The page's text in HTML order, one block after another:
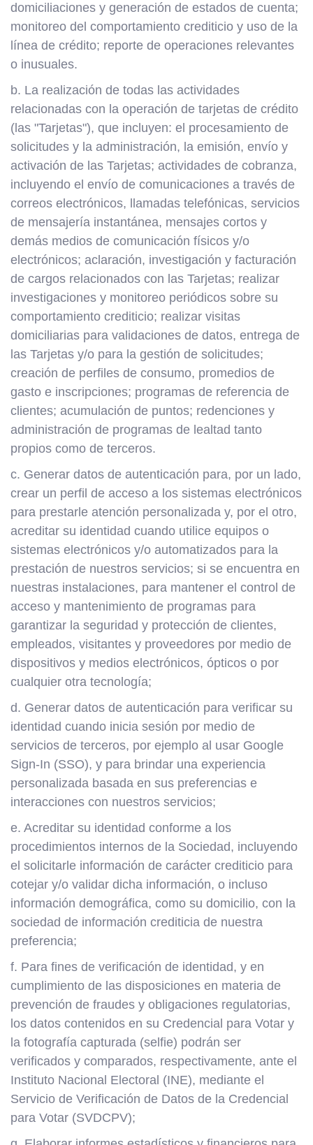
domiciliaciones y generación de estados de cuenta;
monitoreo del comportamiento crediticio y uso de la
línea de crédito; reporte de operaciones relevantes
o inusuales.
b. La realización de todas las actividades
relacionadas con la operación de tarjetas de crédito
(las "Tarjetas"), que incluyen: el procesamiento de
solicitudes y la administración, la emisión, envío y
activación de las Tarjetas; actividades de cobranza,
incluyendo el envío de comunicaciones a través de
correos electrónicos, llamadas telefónicas, servicios
de mensajería instantánea, mensajes cortos y
demás medios de comunicación físicos y/o
electrónicos; aclaración, investigación y facturación
de cargos relacionados con las Tarjetas; realizar
investigaciones y monitoreo periódicos sobre su
comportamiento crediticio; realizar visitas
domiciliarias para validaciones de datos, entrega de
las Tarjetas y/o para la gestión de solicitudes;
creación de perfiles de consumo, promedios de
gasto e inscripciones; programas de referencia de
clientes; acumulación de puntos; redenciones y
administración de programas de lealtad tanto
propios como de terceros.
c. Generar datos de autenticación para, por un lado,
crear un perfil de acceso a los sistemas electrónicos
para prestarle atención personalizada y, por el otro,
acreditar su identidad cuando utilice equipos o
sistemas electrónicos y/o automatizados para la
prestación de nuestros servicios; si se encuentra en
nuestras instalaciones, para mantener el control de
acceso y mantenimiento de programas para
garantizar la seguridad y protección de clientes,
empleados, visitantes y proveedores por medio de
dispositivos y medios electrónicos, ópticos o por
cualquier otra tecnología;
d. Generar datos de autenticación para verificar su
identidad cuando inicia sesión por medio de
servicios de terceros, por ejemplo al usar Google
Sign-In (SSO), y para brindar una experiencia
personalizada basada en sus preferencias e
interacciones con nuestros servicios;
e. Acreditar su identidad conforme a los
procedimientos internos de la Sociedad, incluyendo
el solicitarle información de carácter crediticio para
cotejar y/o validar dicha información, o incluso
información demográfica, como su domicilio, con la
sociedad de información crediticia de nuestra
preferencia;
f. Para fines de verificación de identidad, y en
cumplimiento de las disposiciones en materia de
prevención de fraudes y obligaciones regulatorias,
los datos contenidos en su Credencial para Votar y
la fotografía capturada (selfie) podrán ser
verificados y comparados, respectivamente, ante el
Instituto Nacional Electoral (INE), mediante el
Servicio de Verificación de Datos de la Credencial
para Votar (SVDCPV);